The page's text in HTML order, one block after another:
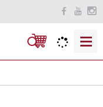
S
h